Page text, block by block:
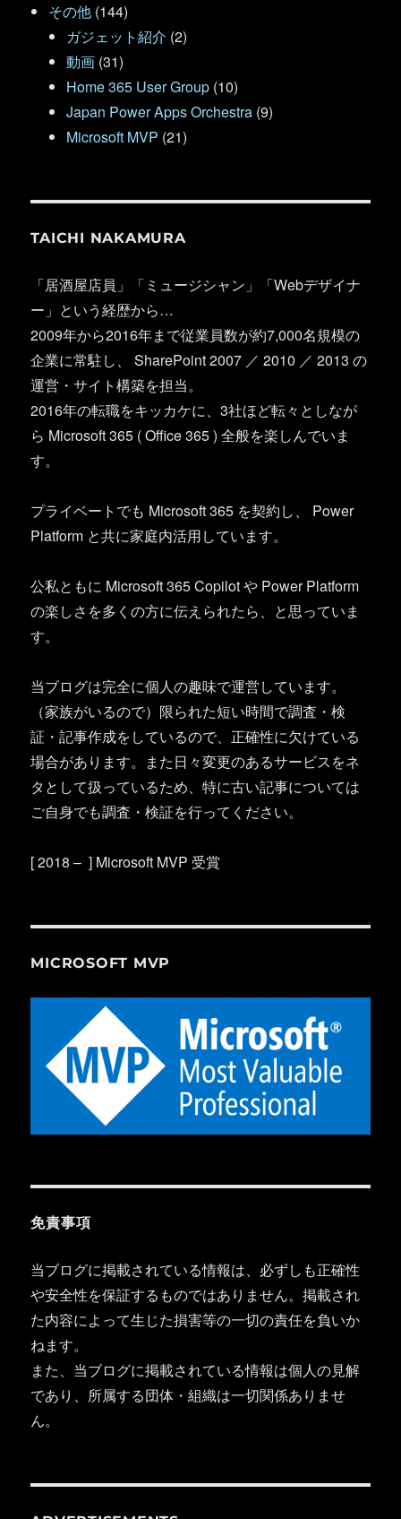
その他 (144)
ガジェット紹介 (2)
動画 (31)
Home 365 User Group (10)
Japan Power Apps Orchestra (9)
Microsoft MVP (21)
TAICHI NAKAMURA
「居酒屋店員」「ミュージシャン」「Webデザイナ
ー」という経歴から…
2009年から2016年まで従業員数が約7,000名規模の
企業に常駐し、 SharePoint 2007 ／ 2010 ／ 2013 の
運営・サイト構築を担当。
2016年の転職をキッカケに、3社ほど転々としなが
ら Microsoft 365 ( Office 365 ) 全般を楽しんでいま
す。
プライベートでも Microsoft 365 を契約し、 Power
Platform と共に家庭内活用しています。
公私ともに Microsoft 365 Copilot や Power Platform
の楽しさを多くの方に伝えられたら、と思っていま
す。
当ブログは完全に個人の趣味で運営しています。
（家族がいるので）限られた短い時間で調査・検
証・記事作成をしているので、正確性に欠けている
場合があります。また日々変更のあるサービスをネ
タとして扱っているため、特に古い記事については
ご自身でも調査・検証を行ってください。
[ 2018 – ] Microsoft MVP 受賞
MICROSOFT MVP
免責事項
当ブログに掲載されている情報は、必ずしも正確性
や安全性を保証するものではありません。掲載され
た内容によって生じた損害等の一切の責任を負いか
ねます。
また、当ブログに掲載されている情報は個人の見解
であり、所属する団体・組織は一切関係ありませ
ん。